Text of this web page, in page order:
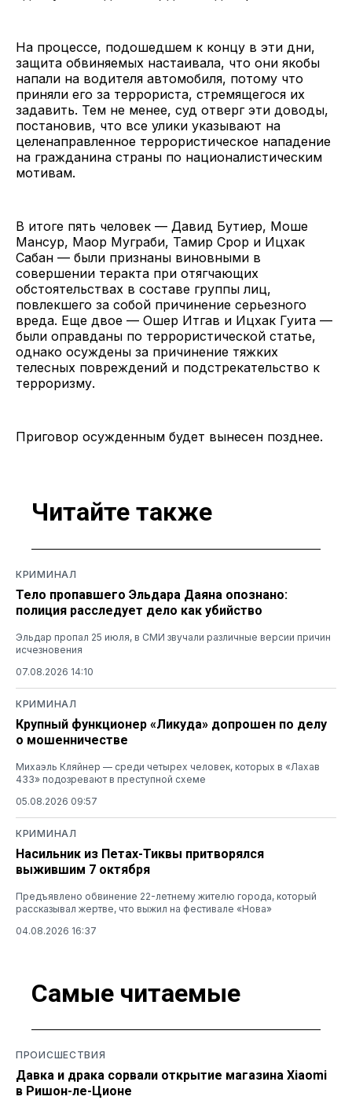
На процессе, подошедшем к концу в эти дни,
защита обвиняемых настаивала, что они якобы
напали на водителя автомобиля, потому что
приняли его за террориста, стремящегося их
задавить. Тем не менее, суд отверг эти доводы,
постановив, что все улики указывают на
целенаправленное террористическое нападение
на гражданина страны по националистическим
мотивам.
В итоге пять человек — Давид Бутиер, Моше
Мансур, Маор Муграби, Тамир Срор и Ицхак
Сабан — были признаны виновными в
совершении теракта при отягчающих
обстоятельствах в составе группы лиц,
повлекшего за собой причинение серьезного
вреда. Еще двое — Ошер Итгав и Ицхак Гуита —
были оправданы по террористической статье,
однако осуждены за причинение тяжких
телесных повреждений и подстрекательство к
терроризму.
Приговор осужденным будет вынесен позднее.
Читайте также
КРИМИНАЛ
Тело пропавшего Эльдара Даяна опознано:
полиция расследует дело как убийство
Эльдар пропал 25 июля, в СМИ звучали различные версии причин
исчезновения
07.08.2026 14:10
КРИМИНАЛ
Крупный функционер «Ликуда» допрошен по делу
о мошенничестве
Михаэль Кляйнер — среди четырех человек, которых в «Лахав
433» подозревают в преступной схеме
05.08.2026 09:57
КРИМИНАЛ
Насильник из Петах-Тиквы притворялся
выжившим 7 октября
Предъявлено обвинение 22-летнему жителю города, который
рассказывал жертве, что выжил на фестивале «Нова»
04.08.2026 16:37
Самые читаемые
ПРОИСШЕСТВИЯ
Давка и драка сорвали открытие магазина Xiaomi
в Ришон-ле-Ционе